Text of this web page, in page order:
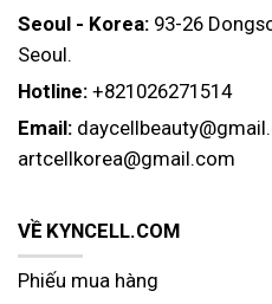
Seoul - Korea: 93-26
Seoul.
Hotline: +821026271514
Email:
artcellkorea@gmail.com
VỀ KYNCELL.COM
Phiếu mua hàng